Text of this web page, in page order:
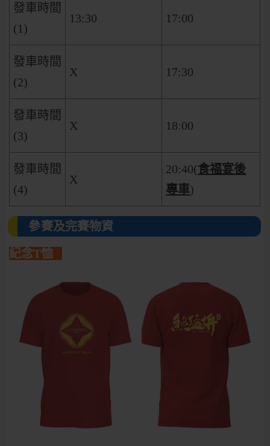
發車時間
(1)
13:30 17:00
發車時間
(2)
X 17:30
發車時間
(3)
X 18:00
發車時間
(4)
X
20:40(食福宴後
專車)
參賽及完賽物資
紀念T恤